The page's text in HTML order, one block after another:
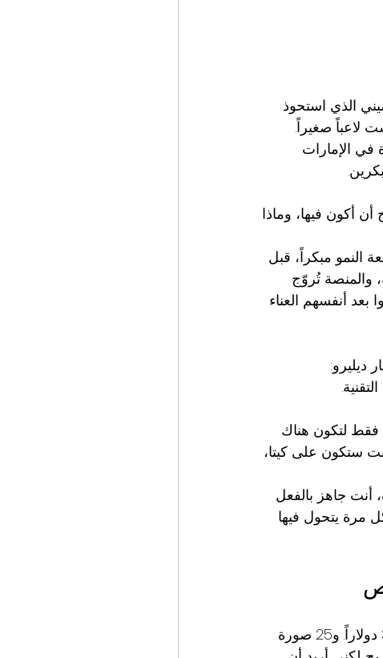
الصيني الذي استحوذ
لاعباً صغيراً.
الإمارات
أكون فيها، وماذا
النمو مبكراً، قبل
والمنصة تُروّج
بعد أنفسهم العناء
ديليرو:
فقط لتكون هناك
ستكون على كيتا،
أنت جاهز بالفعل
مرة يتحول فيها
تقدم ديليرو خدمة التصوير الداخلية مباشرة لشركائها من المطاعم. 15 صورة بـ382 دولاراً. و25 صورة